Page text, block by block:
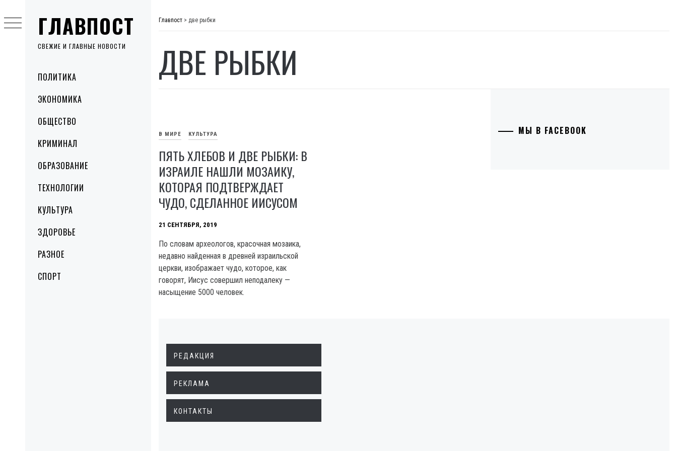
ГЛАВПОСТ
СВЕЖИЕ И ГЛАВНЫЕ НОВОСТИ
MenuПОЛИТИКА
ЭКОНОМИКА
ОБЩЕСТВО
КРИМИНАЛ
ОБРАЗОВАНИЕ
ТЕХНОЛОГИИ
КУЛЬТУРА
ЗДОРОВЬЕ
РАЗНОЕ
СПОРТ
to
content
Главпост > две рыбки
ДВЕ РЫБКИ
В МИРЕ КУЛЬТУРА
ПЯТЬ ХЛЕБОВ И ДВЕ РЫБКИ: В
ИЗРАИЛЕ НАШЛИ МОЗАИКУ,
КОТОРАЯ ПОДТВЕРЖДАЕТ
ЧУДО, СДЕЛАННОЕ ИИСУСОМ
21 СЕНТЯБРЯ, 2019
По словам археологов, красочная мозаика,
недавно найденная в древней израильской
церкви, изображает чудо, которое, как
говорят, Иисус совершил неподалеку —
насыщение 5000 человек.
МЫ В FACEBOOK
РЕДАКЦИЯ
РЕКЛАМА
КОНТАКТЫ